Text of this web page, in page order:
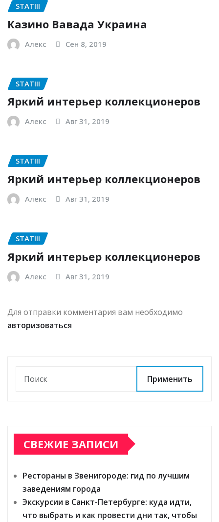
STATIII
Казино Вавада Украина
Алекс Сен 8, 2019
STATIII
Яркий интерьер коллекционеров
Алекс Авг 31, 2019
STATIII
Яркий интерьер коллекционеров
Алекс Авг 31, 2019
STATIII
Яркий интерьер коллекционеров
Алекс Авг 31, 2019
Для отправки комментария вам необходимо
авторизоваться
Применить
СВЕЖИЕ ЗАПИСИ
Рестораны в Звенигороде: гид по лучшим
заведениям города
Экскурсии в Санкт-Петербурге: куда идти,
что выбрать и как провести дни так, чтобы